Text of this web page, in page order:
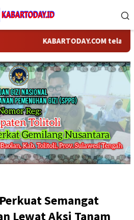
KABARTODAY.COM telah
Semangat
Lewat Aksi Tanam